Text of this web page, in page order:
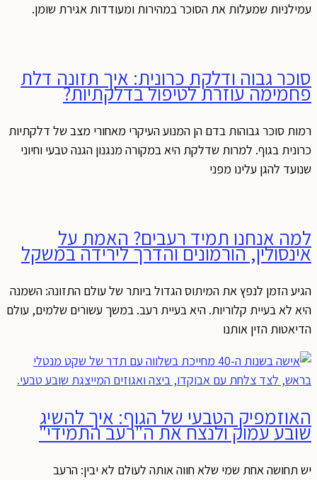
עמילניות שמעלות את הסוכר במהירות ומעודדות אגירת שומן.
סוכר גבוה ודלקת כרונית: איך תזונה דלת
פחמימה עוזרת לטיפול בדלקתיות?
רמות סוכר גבוהות בדם הן המנוע העיקרי מאחורי מצב של דלקתיות
כרונית בגוף. למרות שדלקת היא במקורה מנגנון הגנה טבעי וחיוני
שנועד להגן עלינו מפני
למה אנחנו תמיד רעבים? האמת על
אינסולין, הורמונים והדרך לירידה במשקל
הגיע הזמן לנפץ את המיתוס הגדול ביותר של עולם התזונה: השמנה
היא לא בעיית קלוריות. היא בעיית רעב. במשך עשורים שלמים, עולם
הדיאטות הזין אותנו
האוזמפיק הטבעי של הגוף: איך להשיג
שובע עמוק ולנצח את ה"רעב התמידי"
יש תחושה אחת שמי שלא חווה אותה לעולם לא יבין: הרעב